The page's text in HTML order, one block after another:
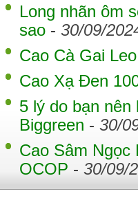
Long nhãn ôm
sao - 30/09/
Cao Cà Gai
Cao Xạ Đen
5 lý do bạn
Biggreen - 30/
Cao Sâm
OCOP - 30/09/